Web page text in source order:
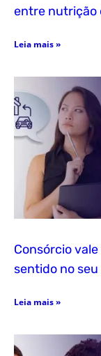
entre nutrição
Leia mais »
Consórcio
sentido no
Leia mais »